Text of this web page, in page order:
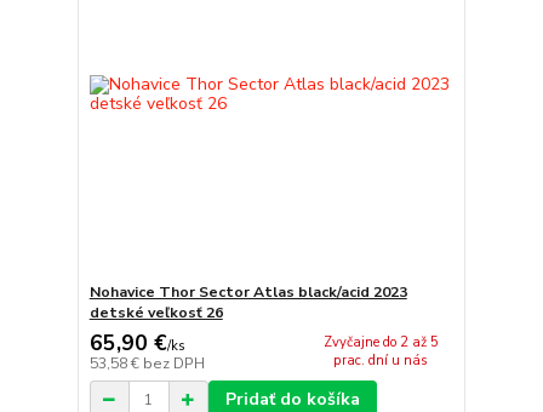
Nohavice Thor Sector Atlas black/acid 2023
detské veľkosť 26
65,90 €/ks
53,58 € bez DPH
Zvyčajne do 2 až 5
prac. dní u nás
Pridať do košíka